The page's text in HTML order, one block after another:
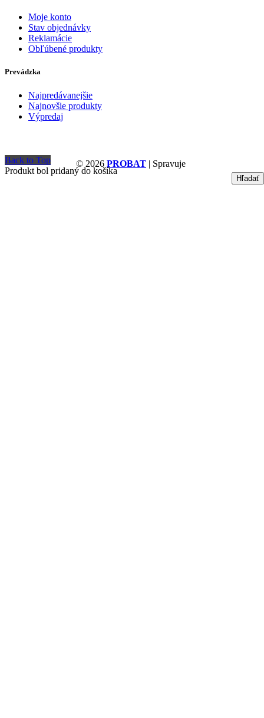
Moje konto
Stav objednávky
Reklamácie
Obľúbené produkty
Prevádzka
Najpredávanejšie
Najnovšie produkty
Výpredaj
© 2026 PROBAT | Spravuje
Back to Top
Produkt bol pridaný do košíka